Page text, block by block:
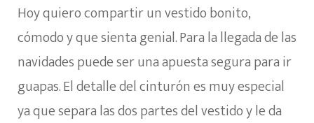
Hoy quiero compartir un vestido bonito,
cómodo y que sienta genial. Para la llegada de las
navidades puede ser una apuesta segura para ir
guapas. El detalle del cinturón es muy especial
ya que separa las dos partes del vestido y le da